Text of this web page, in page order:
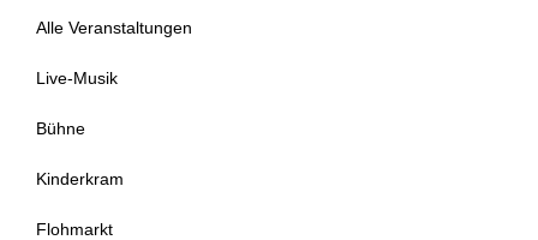
Alle Veranstaltungen
Live-Musik
Bühne
Kinderkram
Flohmarkt